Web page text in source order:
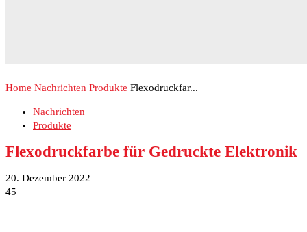
Home Nachrichten Produkte Flexodruckfar...
Nachrichten
Produkte
Flexodruckfarbe für Gedruckte Elektronik
20. Dezember 2022
45